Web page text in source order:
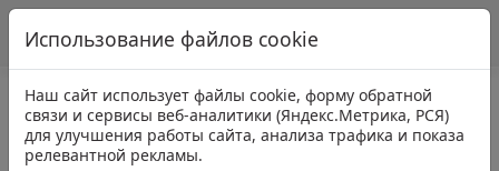
Использование файлов cookie
Наш сайт использует файлы cookie, форму обратной
связи и сервисы веб-аналитики (Яндекс.Метрика, РСЯ)
для улучшения работы сайта, анализа трафика и показа
релевантной рекламы.